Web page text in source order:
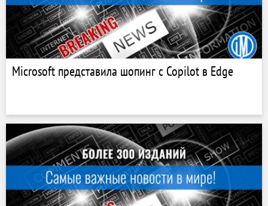
Microsoft представила шопинг с Copilot в Edge